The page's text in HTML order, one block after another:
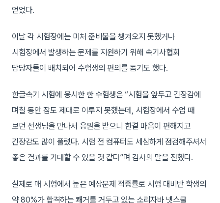
얻었다.
이날 각 시험장에는 미처 준비물을 챙겨오지 못했거나
시험장에서 발생하는 문제를 지원하기 위해 속기사협회
담당자들이 배치되어 수험생의 편의를 돕기도 했다.
한글속기 시험에 응시한 한 수험생은 “시험을 앞두고 긴장감에
며칠 동안 잠도 제대로 이루지 못했는데, 시험장에서 수업 때
보던 선생님을 만나서 응원을 받으니 한결 마음이 편해지고
긴장감도 많이 풀렸다. 시험 전 컴퓨터도 세심하게 점검해주셔서
좋은 결과를 기대할 수 있을 것 같다”며 감사의 말을 전했다.
실제로 매 시험에서 높은 예상문제 적중률로 시험 대비반 학생의
약 80%가 합격하는 쾌거를 거두고 있는 소리자바 넷스쿨